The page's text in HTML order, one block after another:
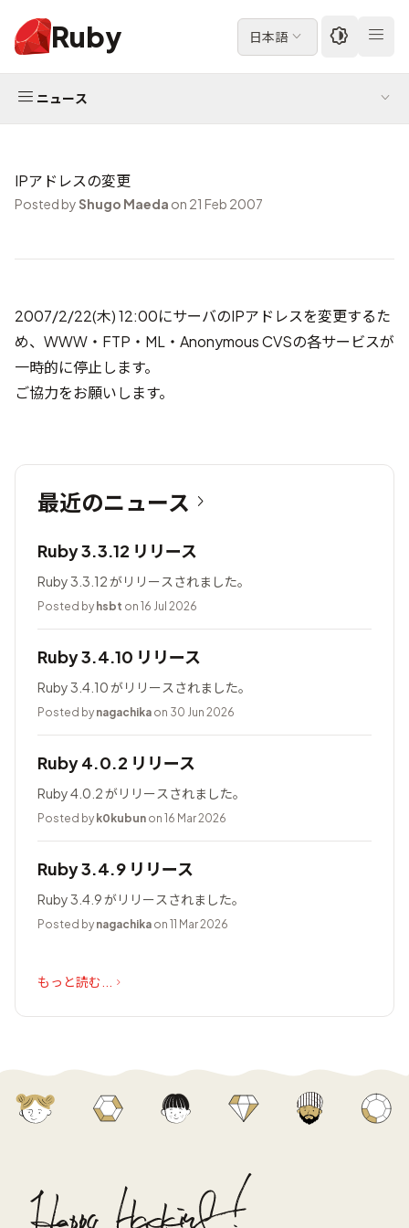
Ruby 日本語
ニュース
IPアドレスの変更
Posted byShugo Maeda on 21 Feb 2007
2007/2/22(木) 12:00にサーバのIPアドレスを変更するた
め、WWW・FTP・ML・Anonymous CVSの各サービスが
一時的に停止します。
ご協力をお願いします。
最近のニュース
Ruby 3.3.12 リリース
Ruby 3.3.12 がリリースされました。
Posted by hsbt on 16 Jul 2026
Ruby 3.4.10 リリース
Ruby 3.4.10 がリリースされました。
Posted by nagachika on 30 Jun 2026
Ruby 4.0.2 リリース
Ruby 4.0.2 がリリースされました。
Posted by k0kubun on 16 Mar 2026
Ruby 3.4.9 リリース
Ruby 3.4.9 がリリースされました。
Posted by nagachika on 11 Mar 2026
もっと読む...